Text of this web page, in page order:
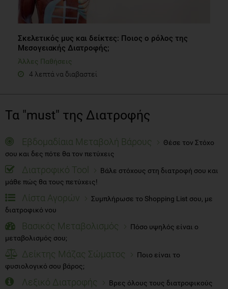
Σκελετικός μυς και δείκτες: Ποιος ο ρόλος της
Μεσογειακής Διατροφής;
Άλλες Παθήσεις
4 λεπτά να διαβαστεί
Τα "must" της Διατροφής
Εβδομαδίαια Μεταβολή Βάρους
Θέσε τον Στόχο
σου και δες πότε θα τον πετύχεις
Διατροφικό Tool
Βάλε στόχους στη διατροφή σου και
μάθε πώς θα τους πετύχεις!
Λίστα Αγορών
Συμπλήρωσε το Shopping List σου, με
διατροφικό νου
Βασικός Μεταβολισμός
Πόσο υψηλός είναι ο
μεταβολισμός σου;
Δείκτης Μάζας Σώματος
Ποιο είναι το
φυσιολογικό σου βάρος;
Λεξικό Διατροφής
Βρες όλους τους διατροφικούς